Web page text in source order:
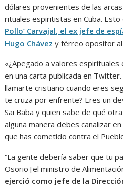
dólares provenientes de las
rituales espiritistas en Cuba.
Pollo’ Carvajal, el ex jefe de
Hugo Chávez y férreo opositor
«¿Apegado a valores
en una carta publicada en
llamarte cristiano cuando eres
te cruza por enfrente? Eres un
Sai Baba y quien sabe de qué
alguna manera debes canalizar
que has cometido contra el
“La gente debería saber que tu
Osorio [el ministro de
ejerció como jefe de la